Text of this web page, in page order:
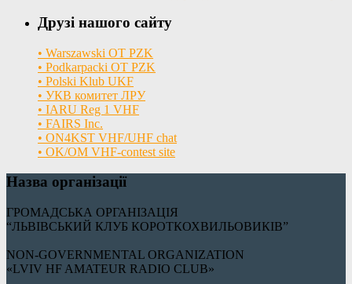
Друзі нашого сайту
• Warszawski OT PZK
• Podkarpacki OT PZK
• Polski Klub UKF
• УКВ комитет ЛРУ
• IARU Reg 1 VHF
• FAIRS Inc.
• ON4KST VHF/UHF chat
• OK/OM VHF-contest site
Назва організації
ГРОМАДСЬКА ОРГАНІЗАЦІЯ
“ЛЬВІВСЬКИЙ КЛУБ КОРОТКОХВИЛЬОВИКІВ”
NON-GOVERNMENTAL ORGANIZATION
«LVIV HF AMATEUR RADIO CLUB»